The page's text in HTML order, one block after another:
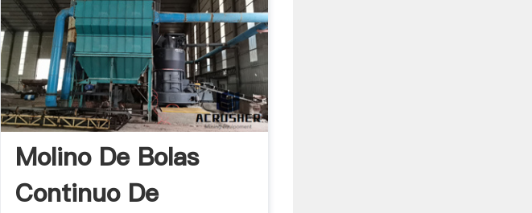
Molino De Bolas
Continuo De